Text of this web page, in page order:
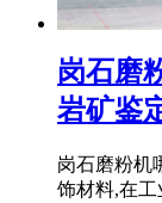
岗石磨
岩矿鉴
岗石磨粉机
饰材料,在